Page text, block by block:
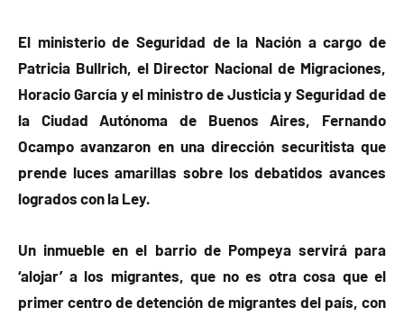
El ministerio de Seguridad de la Nación a cargo de
Patricia Bullrich, el Director Nacional de Migraciones,
Horacio García y el ministro de Justicia y Seguridad de
la Ciudad Autónoma de Buenos Aires, Fernando
Ocampo avanzaron en una dirección securitista que
prende luces amarillas sobre los debatidos avances
logrados con la Ley.
Un inmueble en el barrio de Pompeya servirá para
‘alojar’ a los migrantes, que no es otra cosa que el
primer centro de detención de migrantes del país, con